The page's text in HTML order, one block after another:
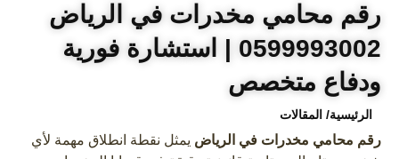
رقم محامي مخدرات في الرياض
0599993002 | استشارة فورية
ودفاع متخصص
الرئيسية/ المقالات
رقم محامي مخدرات في الرياض يمثل نقطة انطلاق مهمة لأي